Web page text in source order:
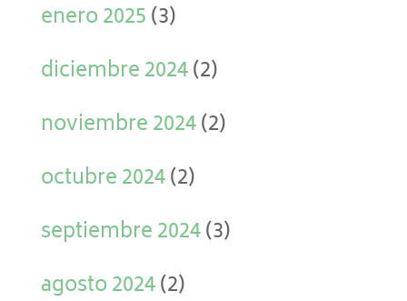
enero 2025(3)
diciembre 2024(2)
noviembre 2024(2)
octubre 2024(2)
septiembre 2024(3)
agosto 2024(2)